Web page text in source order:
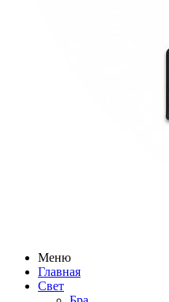
Меню
Главная
Свет